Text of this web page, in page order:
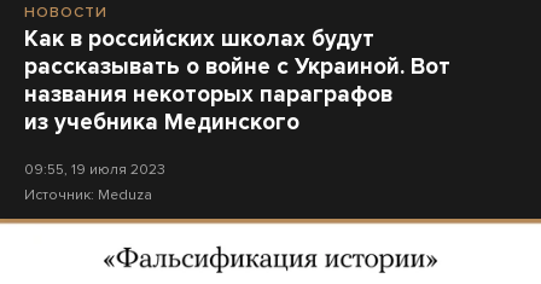
НОВОСТИ
Как в российских школах будут
рассказывать о войне с Украиной. Вот
названия некоторых параграфов
из учебника Мединского
09:55, 19 июля 2023
Источник: Meduza